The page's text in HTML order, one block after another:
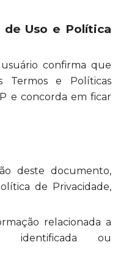
Uso e Política
confirma que
Termos e Políticas
e concorda em ficar
deste documento,
de Privacidade,
relacionada a
identificada ou